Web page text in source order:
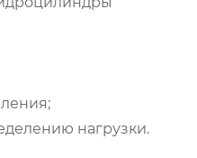
нагрузки.